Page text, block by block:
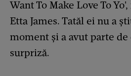
Want To Make Love To
Etta James. Tatăl ei nu a
moment și a avut parte de
surpriză.